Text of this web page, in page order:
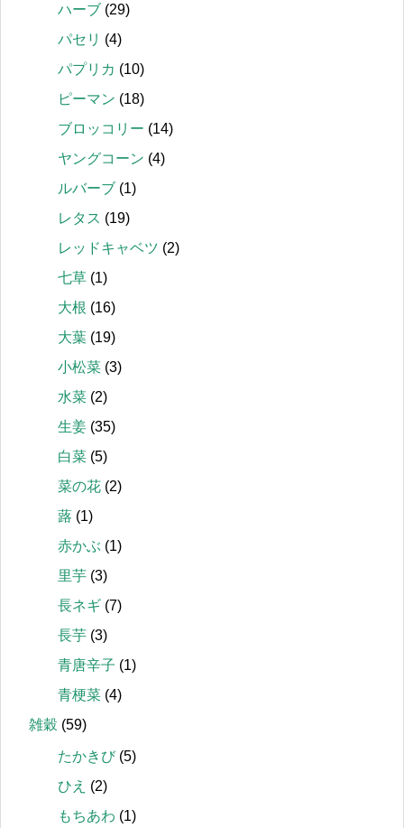
ハーブ (29)
パセリ (4)
パプリカ (10)
ピーマン (18)
ブロッコリー (14)
ヤングコーン (4)
ルバーブ (1)
レタス (19)
レッドキャベツ (2)
七草 (1)
大根 (16)
大葉 (19)
小松菜 (3)
水菜 (2)
生姜 (35)
白菜 (5)
菜の花 (2)
蕗 (1)
赤かぶ (1)
里芋 (3)
長ネギ (7)
長芋 (3)
青唐辛子 (1)
青梗菜 (4)
雑穀 (59)
たかきび(5)
ひえ (2)
もちあわ (1)